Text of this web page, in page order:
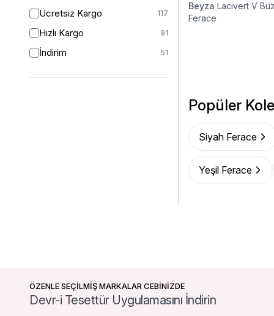
Ücretsiz Kargo 117
Hızlı Kargo 91
İndirim 51
Beyza Lacivert V
Ferace
Popüler
Siyah Ferace
Yeşil Ferace
ÖZENLE SEÇİLMİŞ MARKALAR CEBİNİZDE
Devr-i Tesettür Uygulamasını İndirin